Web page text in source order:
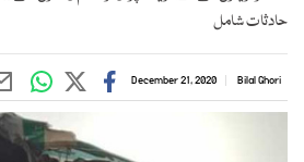
حادثات شامل
Bilal Ghori
December 21, 2020